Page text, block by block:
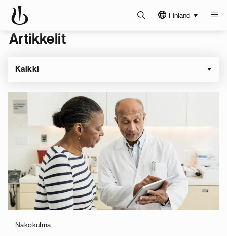
Finland
Artikkelit
Kaikki
Näkökulma
Sivutus